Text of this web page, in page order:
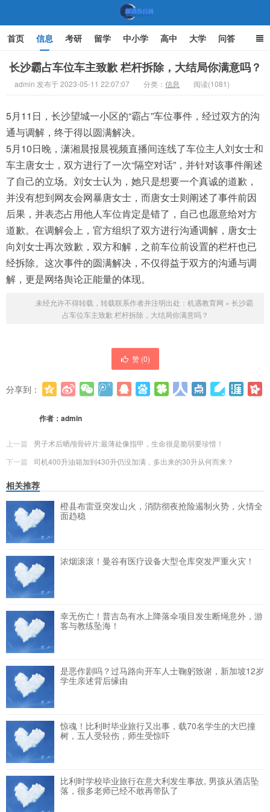
首页 信息 考研 留学 中小学 高中 大学 问答
文化 家庭教育
长沙霸占车位车主致歉 栏杆拆除，大结局你满意吗？
admin 发布于 2023-05-11 22:07:07 分类： 信息 阅读(1081)
5月11日，长沙望城一小区的“霸占”车位事件，经过双方的沟
通与调解，终于得以圆满解决。
5月10日晚，潇湘晨报晨视频直播间连线了车位主人刘女士和
车主唐女士，双方进行了一次“隔空对话”，并针对该事件阐述
了自己的立场。刘女士认为，她只是想要一个真诚的道歉，
并没有想到网友会网暴唐女士，而唐女士则阐述了事件前因
后果，并表态占用他人车位肯定是错了，自己也愿意给对方
道歉。在调解会上，官方组织了双方进行沟通调解，唐女士
向刘女士再次致歉，双方和解，之前车位前设置的栏杆也已
经拆除。这次事件的圆满解决，不仅得益于双方的沟通与调
解，更是网络舆论正能量的体现。
未经允许不得转载，转载联系作者并注明出处： 机遇教育网 » 长沙霸
占车位车主致歉 栏杆拆除，大结局你满意吗？
赞 (0)
分享到：
作者： admin
上一篇
男子术后晒颅骨碎片:最薄处像指甲，生命很是脆弱要珍惜！
下一篇
司机400升油箱加到430升仍没加满，多出来的30升从何而来？
相关推荐
橙县布雷亚突发山火，消防彻夜抢险遏制火势，火情全
面趋稳
浓烟滚滚！曼谷有医疗设备大型仓库突发严重火灾！
幸无伤亡！普吉岛有水上降落伞项目发生断绳意外，游
客与教练坠海！
是恶作剧吗？过马路向开车人士鞠躬致谢，新加坡12岁
学生亲述背后缘由
惊魂！比利时毕业旅行又出事，载70名学生的大巴撞
树，五人受轻伤，师生受惊吓
比利时学校毕业旅行在意大利发生事故, 男孩从酒店坠
落，很多老师已经不敢再带队了